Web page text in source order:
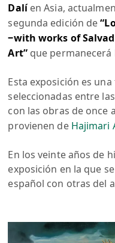
Dalíen Asia,
segunda edición de
‒with works of
Art”que permanecerá
Esta exposición es
seleccionadas entre
con las obras de once
provienen de Hajimari
En los veinte años de
exposición en la que
español con otras del